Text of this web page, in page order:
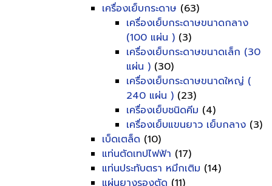
เครื่องเย็บกระดาษ (63)
เครื่องเย็บกระดาษขนาดกลาง
(100 แผ่น ) (3)
เครื่องเย็บกระดาษขนาดเล็ก (30
แผ่น ) (30)
เครื่องเย็บกระดาษขนาดใหญ่ (
240 แผ่น ) (23)
เครื่องเย็บชนิดคีม (4)
เครื่องเย็บแขนยาว เย็บกลาง (3)
เบ็ดเตล็ด (10)
แท่นตัดเทปไฟฟ้า (17)
แท่นประทับตรา หมึกเติม (14)
แผ่นยางรองตัด (11)